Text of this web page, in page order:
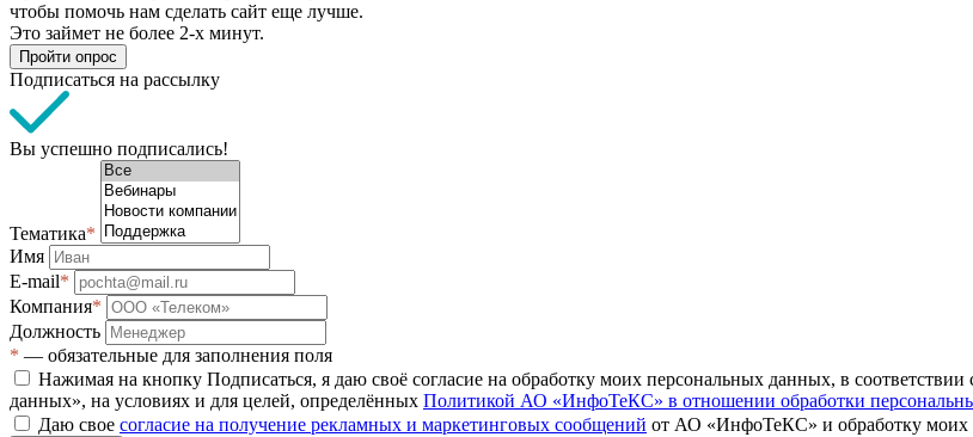
чтобы помочь нам сделать сайт еще лучше.
Это займет не более 2-х минут.
Пройти опрос
Подписаться на рассылку
Вы успешно подписались!
Тематика*
Имя
E-mail*
Компания*
Должность
* — обязательные для заполнения поля
Нажимая на кнопку Подписаться, я даю своё согласие на обработку моих персональных данных, в
данных», на условиях и для целей, определённых Политикой АО «ИнфоТеКС» в отношении обработки
Даю свое согласие на получение рекламных и маркетинговых сообщений от АО «ИнфоТеКС» и обработку моих